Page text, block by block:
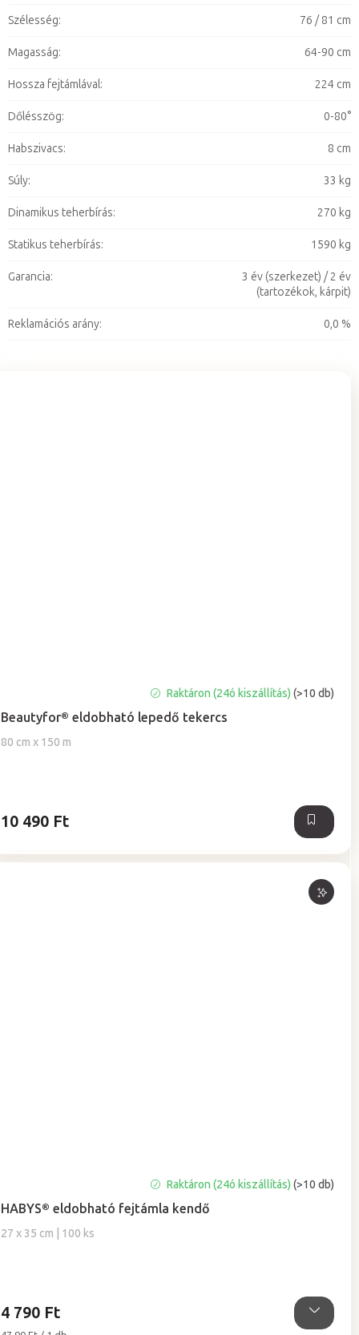
Beautyfor® eldobható lepedő tekercs
80 cm x 150 m
átlagos
értékelése
Raktáron (24ó kiszállítás)(>10 db)
10 490 Ft
HABYS® eldobható fejtámla kendő
27 x 35 cm | 100 ks
átlagos
értékelése
Raktáron (24ó kiszállítás)(>10 db)
4 790 Ft
Szélesség: 76 / 81 cm
Magasság: 64-90 cm
Hossza fejtámlával: 224 cm
Dőlésszög: 0-80°
Habszivacs: 8 cm
Súly: 33 kg
Dinamikus teherbírás: 270 kg
Statikus teherbírás: 1590 kg
Garancia:
3 év (szerkezet) / 2 év
(tartozékok, kárpit)
Reklamációs arány: 0,0 %